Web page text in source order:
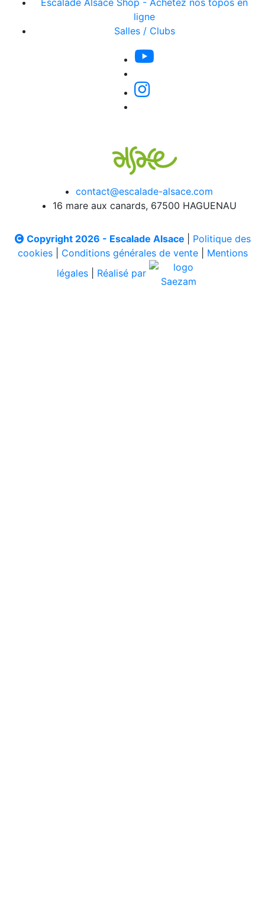
Escalade Alsace Shop - Achetez nos topos en
ligne
Salles / Clubs
contact@escalade-alsace.com
16 mare aux canards, 67500 HAGUENAU
Copyright 2026 - Escalade Alsace
Politique des
cookies| Conditions générales de vente| Mentions
légales
Réalisé par